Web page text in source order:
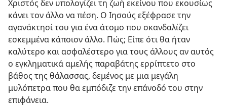
Χριστός δεν υπολογίζει τη ζωή εκείνου που εκουσίως
κάνει τον άλλο να πέση. Ο Ιησούς εξέφρασε την
αγανάκτησί του για ένα άτομο που σκανδαλίζει
εσκεμμένα κάποιον άλλο. Πώς; Είπε ότι θα ήταν
καλύτερο και ασφαλέστερο για τους άλλους αν αυτός
ο εγκληματικά αμελής παραβάτης ερρίπτετο στο
βάθος της θάλασσας, δεμένος με μια μεγάλη
μυλόπετρα που θα εμπόδιζε την επάνοδό του στην
επιφάνεια.